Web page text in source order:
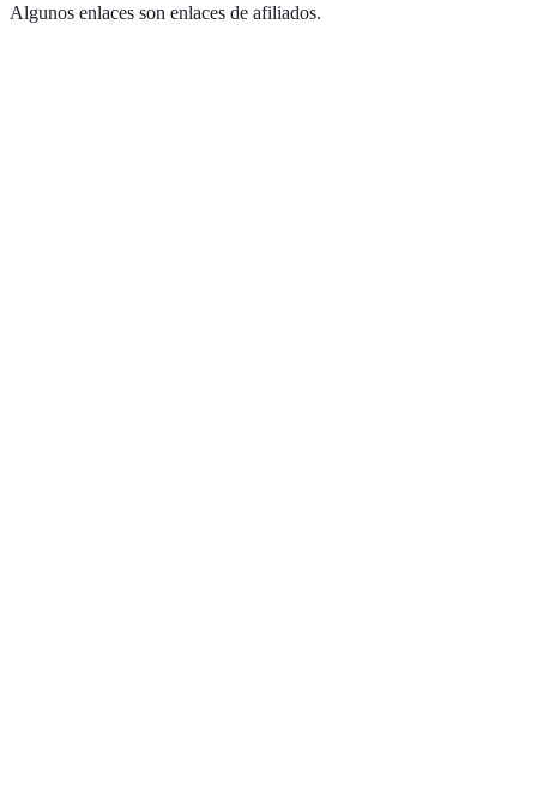
Algunos enlaces son enlaces de afiliados.